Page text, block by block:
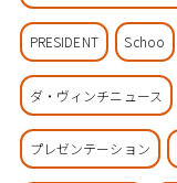
PRESIDENT Schoo
ダ・ヴィンチニュース
プレゼンテーション